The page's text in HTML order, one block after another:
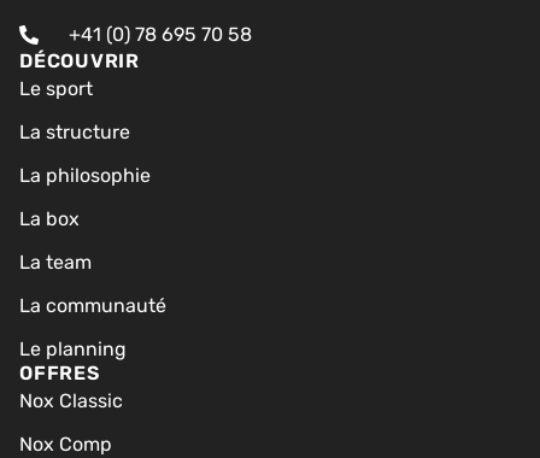
+41 (0) 78 695 70 58
DÉCOUVRIR
Le sport
La structure
La philosophie
La box
La team
La communauté
Le planning
OFFRES
Nox Classic
Nox Comp